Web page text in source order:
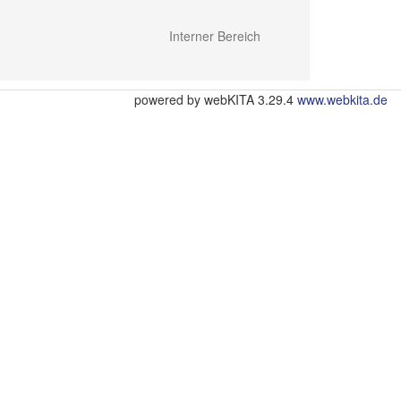
Interner Bereich
powered by webKITA 3.29.4 www.webkita.de